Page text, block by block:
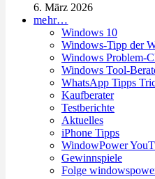
6. März 2026
mehr…
Windows 10
Windows-Tipp der
Windows Problem-
Windows Tool-
WhatsApp Tipps
Kaufberater
Testberichte
Aktuelles
iPhone Tipps
WindowPower
Gewinnspiele
Folge